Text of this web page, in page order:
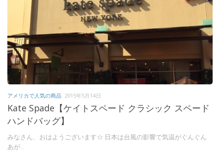
アメリカで人気の商品 2015年5月14日
Kate Spade【ケイトスペード クラシック スペード
ハンドバッグ】
みなさん、おはようございます☆ 日本は台風の影響で気温がぐんぐん
あが...